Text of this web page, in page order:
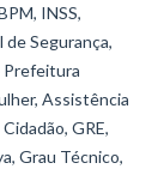
INSS,
Segurança,
Prefeitura
Assistência
GRE,
Grau Técnico,